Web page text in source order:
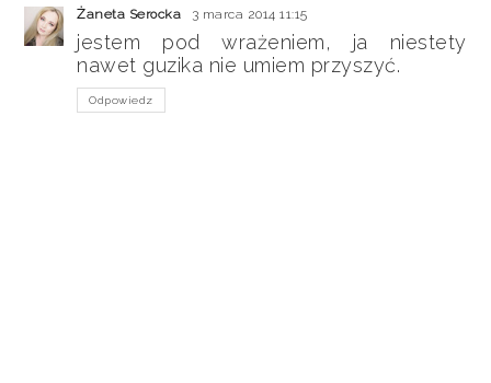
Żaneta Serocka 3 marca 2014 11:15
jestem pod wrażeniem, ja niestety
nawet guzika nie umiem przyszyć.
Odpowiedz